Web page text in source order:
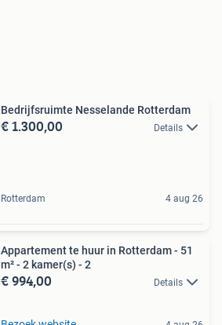
Bedrijfsruimte Nesselande Rotterdam
€ 1.300,00 Details
Rotterdam 4 aug 26
Appartement te huur in Rotterdam - 51
m² - 2 kamer(s) - 2
€ 994,00 Details